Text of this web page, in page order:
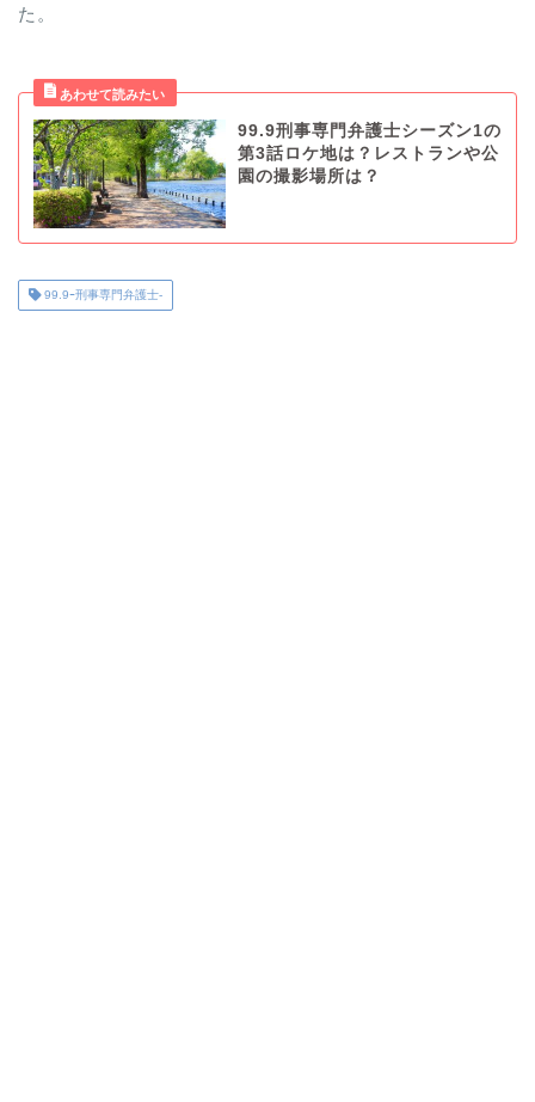
た。
99.9刑事専門弁護士シーズン1の
第3話ロケ地は？レストランや公
園の撮影場所は？
99.9ｰ刑事専門弁護士-